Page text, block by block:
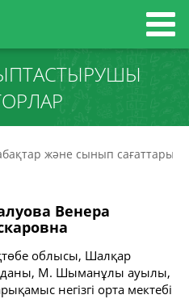
және сынып сағаттары
Венера
облысы, Шалқар
М. Шыманұлы ауылы,
негізгі орта мектебі